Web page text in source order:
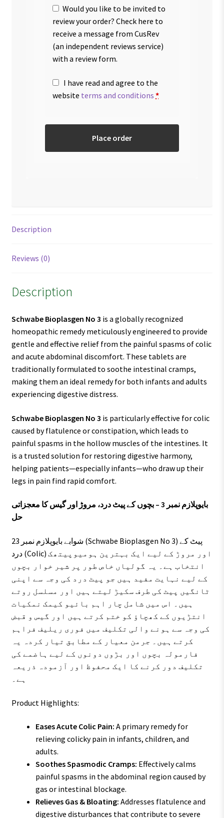
Would you like to be invited to
review your order? Check here to
receive a message from CusRev
(an independent reviews service)
with a review form.
I have read and agree to the
website terms and conditions *
Place order
Description
Reviews (0)
Description
Schwabe Bioplasgen No 3 is a globally recognized
homeopathic remedy meticulously engineered to provide
gentle and effective relief from the painful spasms of colic
and acute abdominal discomfort. These tablets are
traditionally formulated to soothe intestinal cramps,
making them an ideal remedy for both infants and adults
experiencing digestive distress.
Schwabe Bioplasgen No 3 is particularly effective for colic
caused by flatulence or constipation, which leads to
painful spasms in the hollow muscles of the intestines. It
is a trusted solution for restoring digestive harmony,
helping patients—especially infants—who draw up their
legs in pain find rapid comfort.
بایوپلازم نمبر 3 – بچوں کے پیٹ درد، مروڑ اور گیس کا معجزاتی
حل
شوابے بایوپلازم نمبر 23 (Schwabe Bioplasgen No 3) پیٹ کے
درد (Colic) اور مروڑ کے لیے ایک بہترین ہومیوپیتھک
انتخاب ہے۔ یہ گولیاں خاص طور پر شیر خوار بچوں
کے لیے نہایت مفید ہیں جو پیٹ درد کی وجہ سے اپنی
ٹانگیں پیٹ کی طرف سکیڑ لیتے ہیں اور مسلسل روتے
ہیں۔ اس میں شامل چار اہم بائیو کیمک نمکیات
انتڑیوں کے کھچاؤ کو ختم کرتے ہیں اور گیس و قبض
کی وجہ سے ہونے والی تکلیف میں فوری ریلیف فراہم
کرتے ہیں۔ جرمن معیار کے مطابق تیار کردہ یہ
فارمولہ بچوں اور بڑوں دونوں کے لیے ہاضمے کی
تکلیف دور کرنے کا ایک محفوظ اور آزمودہ ذریعہ
ہے۔
Product Highlights:
Eases Acute Colic Pain: A primary remedy for
relieving colicky pain in infants, children, and
adults.
Soothes Spasmodic Cramps: Effectively calms
painful spasms in the abdominal region caused by
gas or intestinal blockage.
Relieves Gas & Bloating: Addresses flatulence and
digestive disturbances that contribute to severe